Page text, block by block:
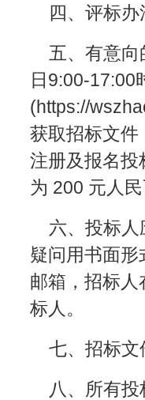
四、评标
五、有意
日9:00-17:00
(https://
获取招标文件
注册及报名投
为 200 元人
六、投标
疑问用书面
邮箱，招标
标人。
七、招标文
八、所有